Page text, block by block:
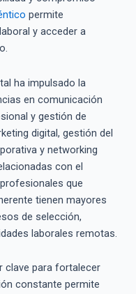
permite
y acceder a
ha impulsado la
en comunicación
y gestión de
digital, gestión del
y networking
con el
que
tienen mayores
de selección,
laborales remotas.
clave para fortalecer
constante permite